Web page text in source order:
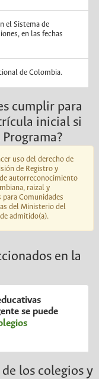
el Sistema de
en las fechas
de Colombia.
cumplir para
inicial si
uso del derecho de
de Registro y
autorreconocimiento
raizal y
Comunidades
del Ministerio del
admitido(a).
en la
se puede
los colegios y